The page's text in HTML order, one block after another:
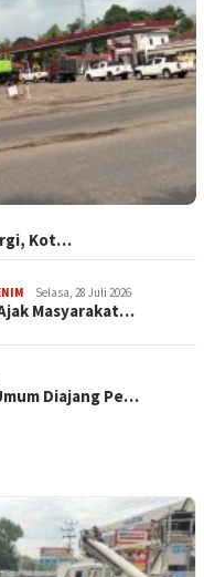
Kot…
Selasa, 28 Juli 2026
Masyarakat…
Diajang Pe…